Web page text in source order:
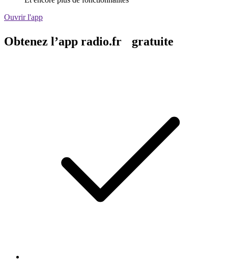
Ouvrir l'app
Obtenez l’app radio.fr gratuite